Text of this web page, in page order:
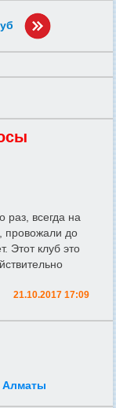
раз, всегда на
провожали до
Этот клуб это
21.10.2017 17:09
Алматы